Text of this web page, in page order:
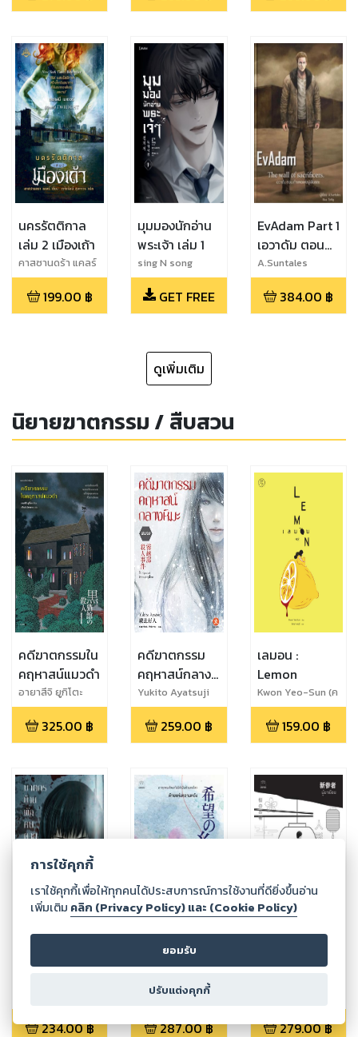
จักรศักดิ์สทธิ์
(ปัจฉิมบท)
นครรัตติกาล
เล่ม 2 เมืองเถ้า
คาสซานดร้า แคลร์
199.00 ฿
มุมมองนักอ่าน
พระเจ้า เล่ม 1
sing N song
GET FREE
EvAdam Part 1
เอวาดัม ตอน
กำแพงแห่งผู้
เสียสละ
A.Suntales
384.00 ฿
ดูเพิ่มเติม
นิยายฆาตกรรม / สืบสวน
คดีฆาตกรรมใน
คฤหาสน์แมวดำ
อายาสึจิ ยูกิโตะ
325.00 ฿
คดีฆาตกรรม
คฤหาสน์กลาง
หิมะ (เล่มจบ)
Yukito Ayatsuji
259.00 ฿
เลมอน :
Lemon
Kwon Yeo-Sun (ค
วอนยอซอน)
159.00 ฿
234.00฿
ด้ายแห่งความ
ฮิงาชิโนะ เคโงะ
287.00฿ 279.00฿
การใช้คุกกี้
เราใช้คุกกี้เพื่อให้ทุกคนได้ประสบการณ์การใช้งานที่ดียิ่งขึ้นอ่าน
เพิ่มเติม คลิก (Privacy Policy) และ (Cookie Policy)
ยอมรับ
ปรับแต่งคุกกี้